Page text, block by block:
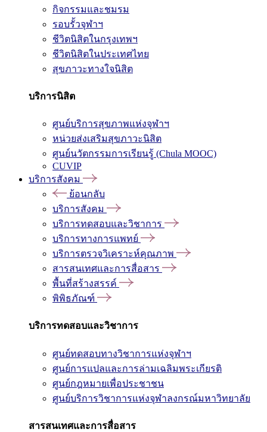
กิจกรรมและชมรม
รอบรั้วจุฬาฯ
ชีวิตนิสิตในกรุงเทพฯ
ชีวิตนิสิตในประเทศไทย
สุขภาวะทางใจนิสิต
บริการนิสิต
ศูนย์บริการสุขภาพแห่งจุฬาฯ
หน่วยส่งเสริมสุขภาวะนิสิต
ศูนย์นวัตกรรมการเรียนรู้ (Chula MOOC)
CUVIP
บริการสังคม
ย้อนกลับ
บริการสังคม
บริการทดสอบและวิชาการ
บริการทางการแพทย์
บริการตรวจวิเคราะห์คุณภาพ
สารสนเทศและการสื่อสาร
พื้นที่สร้างสรรค์
พิพิธภัณฑ์
บริการทดสอบและวิชาการ
ศูนย์ทดสอบทางวิชาการแห่งจุฬาฯ
ศูนย์การแปลและการล่ามเฉลิมพระเกียรติ
ศูนย์กฎหมายเพื่อประชาชน
ศูนย์บริการวิชาการแห่งจุฬาลงกรณ์มหาวิทยาลัย
สารสนเทศและการสื่อสาร